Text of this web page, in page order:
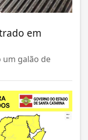
em
um galão de